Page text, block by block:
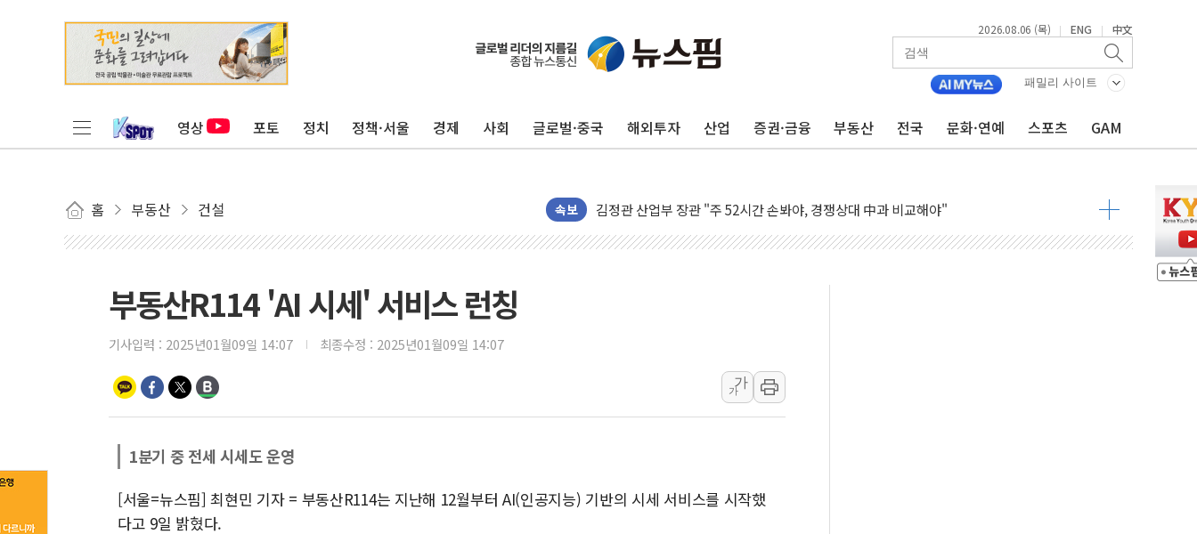
2026.08.06 (목) | ENG | 中文
패밀리 사이트
영상 포토 정치 정책·서울 경제 사회 글로벌·중국 해외투자 산업 증권·금융 부동산 전국 문화·연예 스포츠 GAM
홈 부동산 건설 속보
김정관 장관 "영업이익 N% 성과급 반대…상법·자본시장법 개정 논의"
뉴욕증시 프리뷰, 미 주가선물 AI주 차익실현 속 혼조세...웨스턴디지털·샌디스크↓
금값 7주 만에 최고…美 고용 둔화·호르무즈 재개방 기대에 강세
[베트남 증시] 지수 하락 속 'DGC' 임시 주총 기대감에 홀로 상한가…마진 잔액은 사상 최고
'월가의 황제' 다이먼 "금융시장 레버리지 위험수위…숨은 차입이 더 큰 변수"
양주 섬유염색공장서 화재 1명 중상…대응 1단계 진압 중
[3보] 북, 원산서 동해로 단거리 탄도미사일 1발 발사… 올해 10번째·42일 만 도발
부동산R114 'AI 시세' 서비스 런칭
기사입력 : 2025년01월09일 14:07 최종수정 : 2025년01월09일 14:07
가
가
1분기 중 전세 시세도 운영
[서울=뉴스핌] 최현민 기자 = 부동산R114는 지난해 12월부터 AI(인공지능) 기반의 시세 서비스를 시작했
다고 9일 밝혔다.